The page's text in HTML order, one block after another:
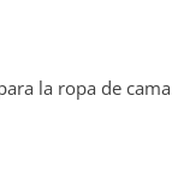
la ropa de